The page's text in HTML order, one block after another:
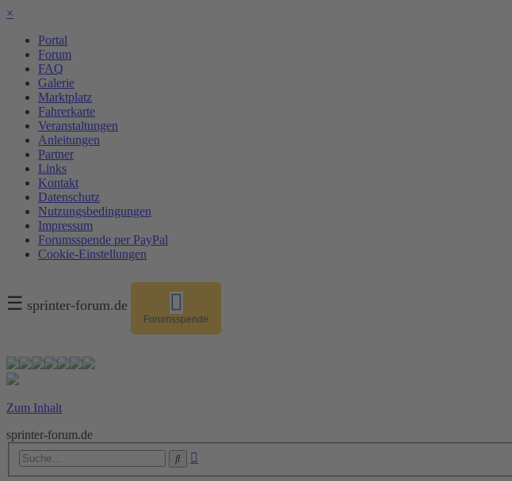
×
Portal
Forum
FAQ
Galerie
Marktplatz
Fahrerkarte
Veranstaltungen
Anleitungen
Partner
Links
Kontakt
Datenschutz
Nutzungsbedingungen
Impressum
Forumsspende per PayPal
Cookie-Einstellungen
☰ sprinter-forum.de
Forumsspende
Zum Inhalt
sprinter-forum.de
Suche